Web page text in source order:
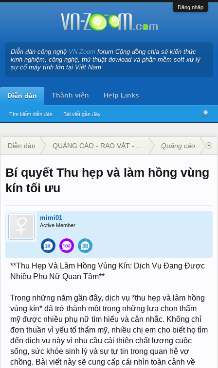
Đăng nhập
Diễn đàn công nghệ VN-Zoom forum Cộng đồng chia sẻ kiến thức
kinh nghiệm, công nghệ, thủ thuật dowload và phần mềm soft xử lý
sự cố máy tính lớn tại Việt Nam
Diễn đàn
Tìm kiếm diễn đàn Bài viết gần đây
Thành viên Help Links
Diễn đàn QUẢNG CÁO - RAO VẶT - KINH DOANHQuảng cáo
Bí quyết Thu hẹp và làm hồng vùng
kín tối ưu
mimi01
Active Member
**Thu Hẹp Và Làm Hồng Vùng Kín: Dịch Vụ Đang Được
Nhiều Phụ Nữ Quan Tâm**
Trong những năm gần đây, dịch vụ *thu hẹp và làm hồng
vùng kín* đã trở thành một trong những lựa chọn thẩm
mỹ được nhiều phụ nữ tìm hiểu và cân nhắc. Không chỉ
đơn thuần vì yếu tố thẩm mỹ, nhiều chị em cho biết họ tìm
đến dịch vụ này vì nhu cầu cải thiện chất lượng cuộc
sống, sức khỏe sinh lý và sự tự tin trong quan hệ vợ
chồng. Bài viết này sẽ cung cấp cái nhìn toàn cảnh về